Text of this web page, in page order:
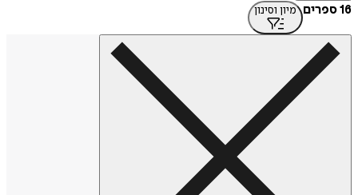
שאף צירף לספר אחרית דבר נרחבת על יצירתו של מנור; "בריטון:
בשיתוף עם אנה הרמן (הקיבוץ המאוחד 2001). "מעוט: שירים"
(הקיבוץ המאוחד 2000). כמו כן, פרסם ספרי תרגום, ביניהם
מיצירות שארל בודלר, מולייר, סטפאן מלארמה, פול ואלרי, וולטר,
דקארט, פרנסואז סגאן ואחרים.
מקור: ויקיפדיה
https://tinyurl.com/2u7znaw4
16 ספרים מיון וסינון